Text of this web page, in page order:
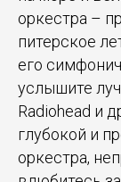
оркестра –
питерское
его
услышите
Radiohead и
глубокой и
оркестра,